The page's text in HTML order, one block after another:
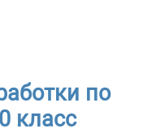
по
класс